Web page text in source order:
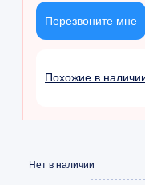
Перезвоните мне
Похожие в
Нет в наличии